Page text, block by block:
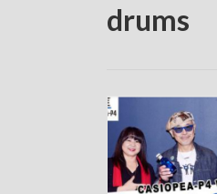
drums